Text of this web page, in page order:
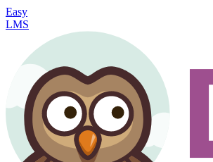
Easy
LMS